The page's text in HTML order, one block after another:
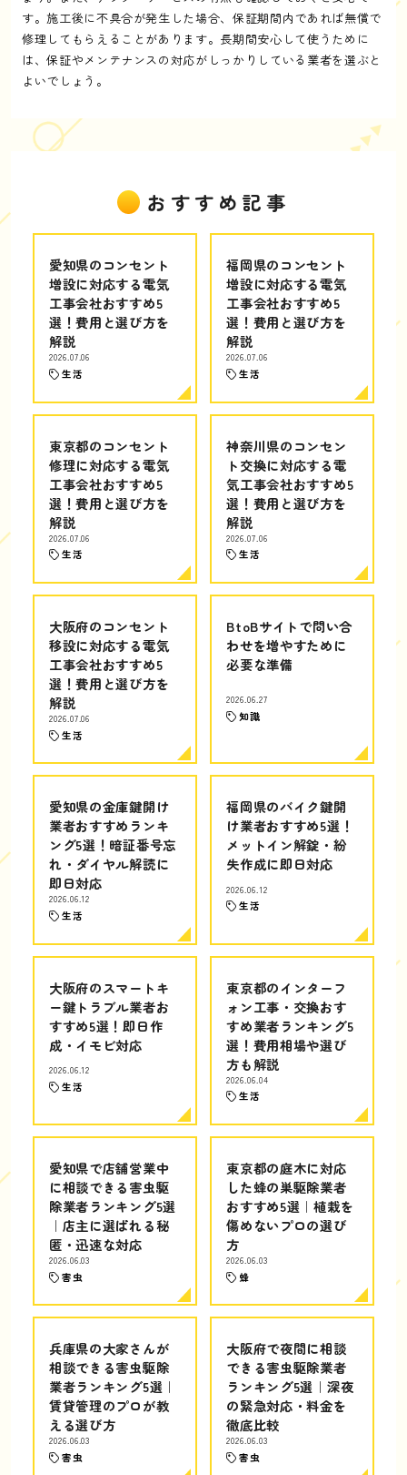
す。施工後に不具合が発生した場合、保証期間内であれば無償で
修理してもらえることがあります。長期間安心して使うために
は、保証やメンテナンスの対応がしっかりしている業者を選ぶと
よいでしょう。
おすすめ記事
愛知県のコンセント
増設に対応する電気
工事会社おすすめ5
選！費用と選び方を
解説
2026.07.06
生活
福岡県のコンセント
増設に対応する電気
工事会社おすすめ5
選！費用と選び方を
解説
2026.07.06
生活
東京都のコンセント
修理に対応する電気
工事会社おすすめ5
選！費用と選び方を
解説
2026.07.06
生活
神奈川県のコンセン
ト交換に対応する電
気工事会社おすすめ5
選！費用と選び方を
解説
2026.07.06
生活
大阪府のコンセント
移設に対応する電気
工事会社おすすめ5
選！費用と選び方を
解説
2026.07.06
生活
BtoBサイトで問い合
わせを増やすために
必要な準備
2026.06.27
知識
愛知県の金庫鍵開け
業者おすすめランキ
ング5選！暗証番号忘
れ・ダイヤル解読に
即日対応
2026.06.12
生活
福岡県のバイク鍵開
け業者おすすめ5選！
メットイン解錠・紛
失作成に即日対応
2026.06.12
生活
大阪府のスマートキ
ー鍵トラブル業者お
すすめ5選！即日作
成・イモビ対応
2026.06.12
生活
東京都のインターフ
ォン工事・交換おす
すめ業者ランキング5
選！費用相場や選び
方も解説
2026.06.04
生活
愛知県で店舗営業中
に相談できる害虫駆
除業者ランキング5選
｜店主に選ばれる秘
匿・迅速な対応
2026.06.03
害虫
東京都の庭木に対応
した蜂の巣駆除業者
おすすめ5選｜植栽を
傷めないプロの選び
方
2026.06.03
蜂
兵庫県の大家さんが
相談できる害虫駆除
業者ランキング5選｜
賃貸管理のプロが教
える選び方
2026.06.03
害虫
大阪府で夜間に相談
できる害虫駆除業者
ランキング5選｜深夜
の緊急対応・料金を
徹底比較
2026.06.03
害虫